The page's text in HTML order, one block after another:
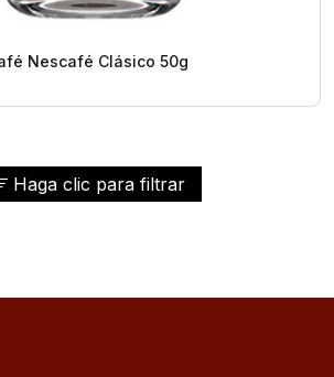
Haga clic para filtrar
Nescafé Clásico 50g